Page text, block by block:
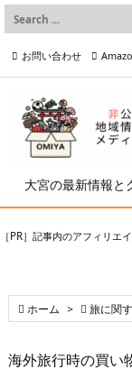
大宮の最新情報と
お問い合わせ
プライバシーポリシー等
［PR］記事内のアフィリエ
 ホーム >  旅に関
海外旅行時の買い